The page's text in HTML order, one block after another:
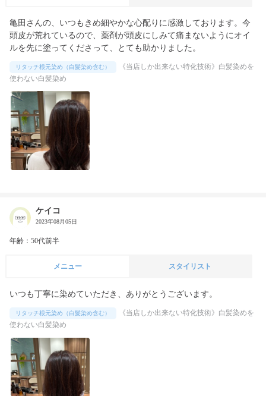
亀田さんの、いつもきめ細やかな心配りに感激しております。今
頭皮が荒れているので、薬剤が頭皮にしみて痛まないようにオイ
ルを先に塗ってくださって、とても助かりました。
リタッチ根元染め（白髪染め含む）
《当店しか出来ない特化技術》白髪染めを
使わない白髪染め
ケイコ
2023年08月05日
年齢：50代前半
メニュー スタイリスト
いつも丁寧に染めていただき、ありがとうございます。
リタッチ根元染め（白髪染め含む）
《当店しか出来ない特化技術》白髪染めを
使わない白髪染め